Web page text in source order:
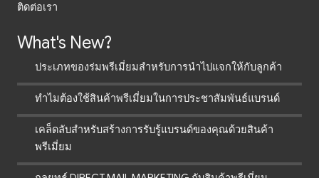
ติดต่อเรา
What's New?
ประเภทของร่มพรีเมี่ยมสำหรับการนำไปแจกให้กับลูกค้า
ทำไมต้องใช้สินค้าพรีเมี่ยมในการประชาสัมพันธ์แบรนด์
เคล็ดลับสำหรับสร้างการรับรู้แบรนด์ของคุณด้วยสินค้า
พรีเมี่ยม